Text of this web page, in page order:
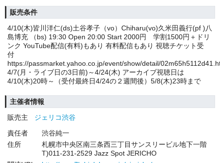
販売条件
4/10(木)皆川洋仁(ds)土谷孝子（vo）Chiharu(vo)久米田義行(pf )八
島博充 （bs) 19:30 Open 20:00 Start 2000円 学割1500円＋ドリ
ンク YouTube配信(有料)もあり 有料配信もあり 視聴チケット受
付
https://passmarket.yahoo.co.jp/event/show/detail/
4/7(月・ライブ日の3日前)～4/24(木) アーカイブ視聴日は
4/10(木)20時～（受付最終日4/24の２週間後）5/8(木)23時まで
主催者情報
販売主
ジェリコ渋谷
責任者
渋谷純一
住所
札幌市中央区南三条西三丁目サンスリービル地下一階
T)011-231-2529 Jazz Spot JERICHO